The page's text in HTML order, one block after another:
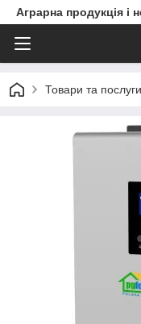
Аграрна продукція і
Товари та послуги